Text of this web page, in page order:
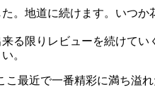
。地道に続けます。いつ
限りレビューを続けてい
。
最近で一番精彩に満ち溢